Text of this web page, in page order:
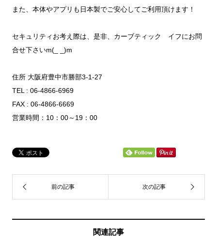
また、本体やアプリも日本製でご安心してご利用頂けます！
セキュリティお考え際は、是非、カーブティック イフにお問
合せ下さいm(_ _)m
住所 大阪府豊中市勝部3-1-27
TEL : 06-4866-6969
FAX : 06-4866-6669
営業時間：10：00～19：00
関連記事